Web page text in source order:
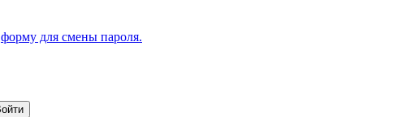
форму для смены пароля.